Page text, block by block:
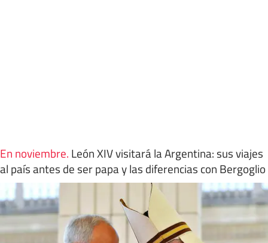
En noviembre. León XIV visitará la Argentina: sus viajes
al país antes de ser papa y las diferencias con Bergoglio